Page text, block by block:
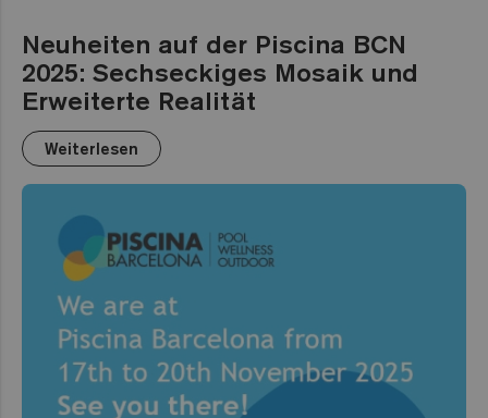
Neuheiten auf der Piscina BCN
2025: Sechseckiges Mosaik und
Erweiterte Realität
Weiterlesen